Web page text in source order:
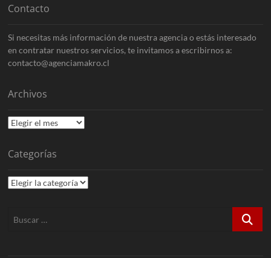
Contacto
Si necesitas más información de nuestra agencia o estás interesado
en contratar nuestros servicios, te invitamos a escribirnos a:
contacto@agenciamakro.cl
Archivos
Archivos
Categorías
Categorías
Buscar